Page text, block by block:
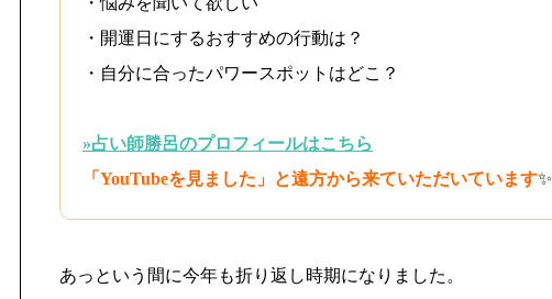
・開運日にするおすすめの行動は？
・自分に合ったパワースポットはどこ？
»占い師勝呂のプロフィールはこちら
「YouTubeを見ました」と遠方から来ていただいています✨
あっという間に今年も折り返し時期になりました。